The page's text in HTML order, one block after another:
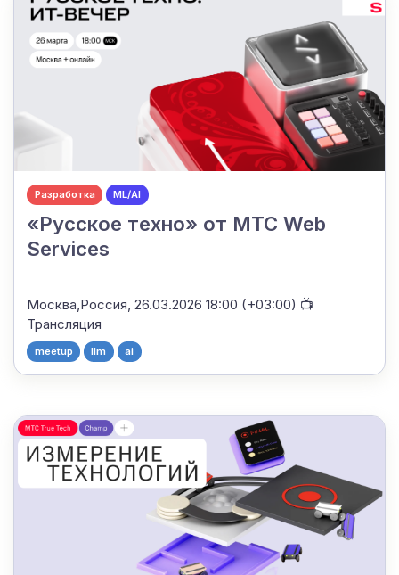
Разработка ML/AI
«Русское техно» от MТС Web
Services
Москва,Россия,26.03.2026 18:00 (+03:00) 📺
Трансляция
meetup llm ai